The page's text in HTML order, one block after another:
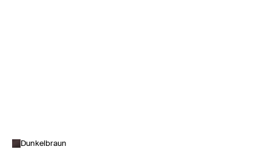
Dunkelbraun